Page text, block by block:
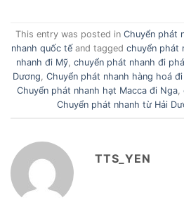
This entry was posted in Chuyển phát
nhanh quốc tế and tagged chuyển phát
nhanh đi Mỹ, chuyển phát nhanh đi
Dương, Chuyển phát nhanh hàng hoá
Chuyển phát nhanh hạt Macca đi Nga,
Chuyển phát nhanh từ Hải
TTS_YEN